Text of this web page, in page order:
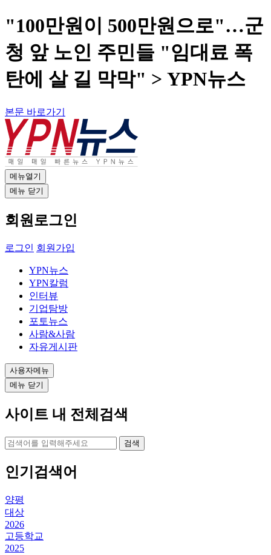
"100만원이 500만원으로"…군
청 앞 노인 주민들 "임대료 폭
탄에 살 길 막막" > YPN뉴스
본문 바로가기
메뉴열기
메뉴 닫기
회원로그인
로그인 회원가입
YPN뉴스
YPN칼럼
인터뷰
기업탐방
포토뉴스
사람&사람
자유게시판
사용자메뉴
메뉴 닫기
사이트 내 전체검색
검색
인기검색어
양평
대상
2026
고등학교
2025